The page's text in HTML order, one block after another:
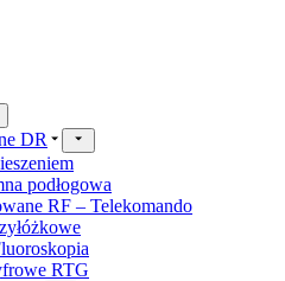
DR
podłogowa
RF – Telekomando
RTG